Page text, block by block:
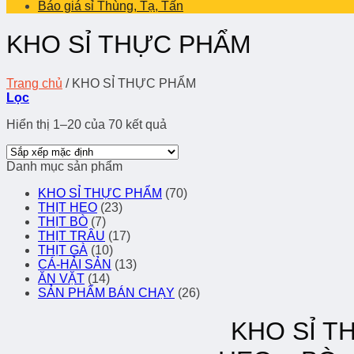
Báo giá sỉ Thùng, Tạ, Tấn
KHO SỈ THỰC PHẨM
Trang chủ /KHO SỈ THỰC PHẨM
Lọc
Hiển thị 1–20 của 70 kết quả
Danh mục sản phẩm
KHO SỈ THỰC PHẨM (70)
THỊT HEO (23)
THỊT BÒ (7)
THỊT TRÂU (17)
THỊT GÀ (10)
CÁ-HẢI SẢN (13)
ĂN VẶT (14)
SẢN PHẨM BÁN CHẠY (26)
KHO SỈ